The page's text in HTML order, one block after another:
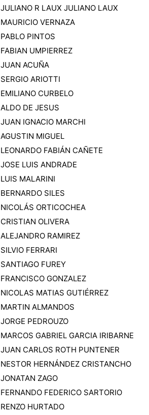
JULIANO R LAUX JULIANO LAUX
MAURICIO VERNAZA
PABLO PINTOS
FABIAN UMPIERREZ
JUAN ACUÑA
SERGIO ARIOTTI
EMILIANO CURBELO
ALDO DE JESUS
JUAN IGNACIO MARCHI
AGUSTIN MIGUEL
LEONARDO FABIÁN CAÑETE
JOSE LUIS ANDRADE
LUIS MALARINI
BERNARDO SILES
NICOLÁS ORTICOCHEA
CRISTIAN OLIVERA
ALEJANDRO RAMIREZ
SILVIO FERRARI
SANTIAGO FUREY
FRANCISCO GONZALEZ
NICOLAS MATIAS GUTIÉRREZ
MARTIN ALMANDOS
JORGE PEDROUZO
MARCOS GABRIEL GARCIA IRIBARNE
JUAN CARLOS ROTH PUNTENER
NESTOR HERNÁNDEZ CRISTANCHO
JONATAN ZAGO
FERNANDO FEDERICO SARTORIO
RENZO HURTADO